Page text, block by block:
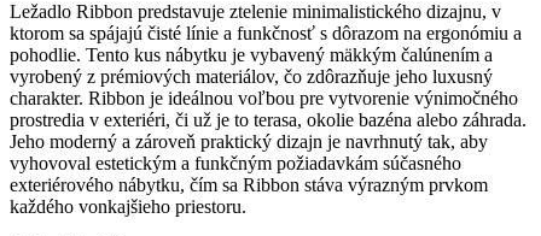
Ležadlo Ribbon predstavuje ztelenie minimalistického dizajnu, v
ktorom sa spájajú čisté línie a funkčnosť s dôrazom na ergonómiu a
pohodlie. Tento kus nábytku je vybavený mäkkým čalúnením a
vyrobený z prémiových materiálov, čo zdôrazňuje jeho luxusný
charakter. Ribbon je ideálnou voľbou pre vytvorenie výnimočného
prostredia v exteriéri, či už je to terasa, okolie bazéna alebo záhrada.
Jeho moderný a zároveň praktický dizajn je navrhnutý tak, aby
vyhovoval estetickým a funkčným požiadavkám súčasného
exteriérového nábytku, čím sa Ribbon stáva výrazným prvkom
každého vonkajšieho priestoru.